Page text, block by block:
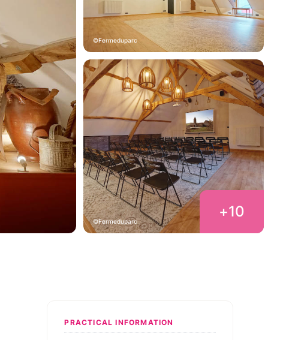
Fermeduparc
Fermeduparc
+10
PRACTICAL INFORMATION